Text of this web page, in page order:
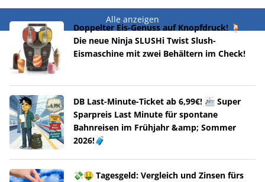
Alle anzeigen
Doppelter Eis-Genuss auf Knopfdruck! 🍹
Die neue Ninja SLUSHi Twist Slush-
Eismaschine mit zwei Behältern im Check!
DB Last-Minute-Ticket ab 6,99€! 🚈 Super
Sparpreis Last Minute für spontane
Bahnreisen im Frühjahr &amp; Sommer
2026!🧳
💸🤑 Tagesgeld: Vergleich und Zinsen fürs